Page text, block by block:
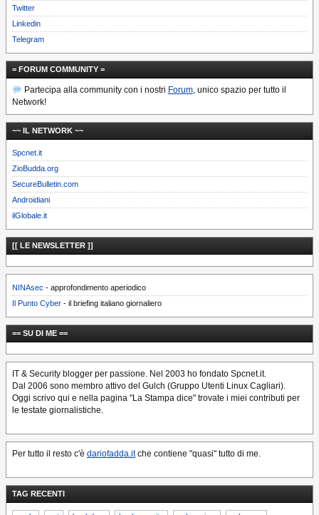
Twitter
Linkedin
Telegram
= FORUM COMMUNITY =
Partecipa alla community con i nostri Forum, unico spazio per tutto il
Network!
~~ IL NETWORK ~~
Spcnet.it
ZioBudda.org
SecureBulletin.com
Androidiani
ilGlobale.it
[[ LE NEWSLETTER ]]
NINAsec - approfondimento aperiodico
Il Punto Cyber - il briefing italiano giornaliero
== SU DI ME ==
IT & Security blogger per passione. Nel 2003 ho fondato Spcnet.it.
Dal 2006 sono membro attivo del Gulch (Gruppo Utenti Linux Cagliari).
Oggi scrivo qui e nella pagina "La Stampa dice" trovate i miei contributi per
le testate giornalistiche.
Per tutto il resto c'è dariofadda.itche contiene "quasi" tutto di me.
TAG RECENTI